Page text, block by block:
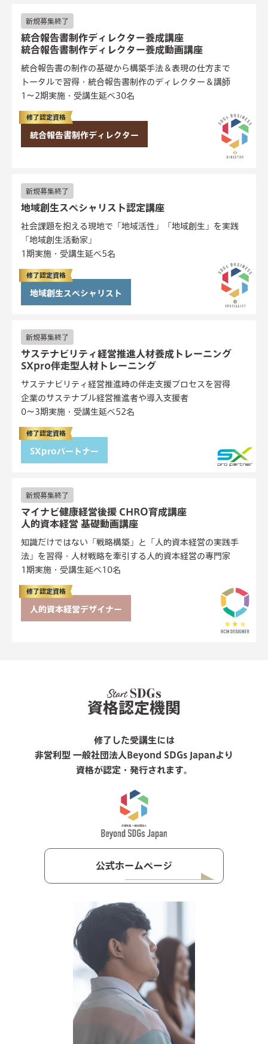
新規募集終了
統合報告書制作ディレクター養成講座
統合報告書制作ディレクター養成動画講座
統合報告書の制作の基礎から構築手法＆表現の仕方まで
トータルで習得・統合報告書制作のディレクター＆講師
1〜2期実施・受講生延べ30名
修了認定資格
統合報告書制作ディレクター
新規募集終了
地域創生スペシャリスト認定講座
社会課題を抱える現地で「地域活性」「地域創生」を実践
「地域創生活動家」
1期実施・受講生延べ5名
修了認定資格
地域創生スペシャリスト
新規募集終了
サステナビリティ経営推進人材養成トレーニング
SXpro伴走型人材トレーニング
サステナビリティ経営推進時の伴走支援プロセスを習得
企業のサステナブル経営推進者や導入支援者
0〜3期実施・受講生延べ52名
修了認定資格
SXproパートナー
新規募集終了
マイナビ健康経営後援 CHRO育成講座
人的資本経営 基礎動画講座
知識だけではない「戦略構築」と「人的資本経営の実践手
法」を習得・人材戦略を牽引する人的資本経営の専門家
1期実施・受講生延べ10名
修了認定資格
人的資本経営デザイナー
資格認定機関
修了した受講生には
非営利型 一般社団法人Beyond SDGs Japanより
資格が認定・発行されます。
公式ホームページ